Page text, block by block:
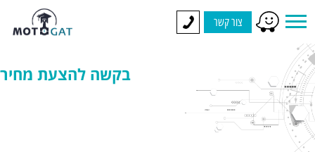
צור קשר
בקשה להצעת מחיר